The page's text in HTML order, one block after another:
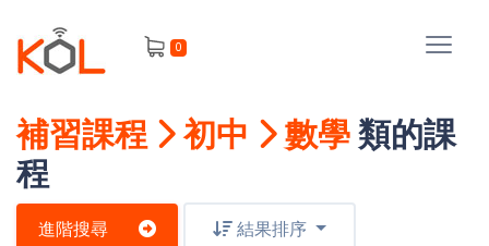
0
進
階
尋
會
員
補習課程 初中 數學類的課
程
進階搜尋 結果排序